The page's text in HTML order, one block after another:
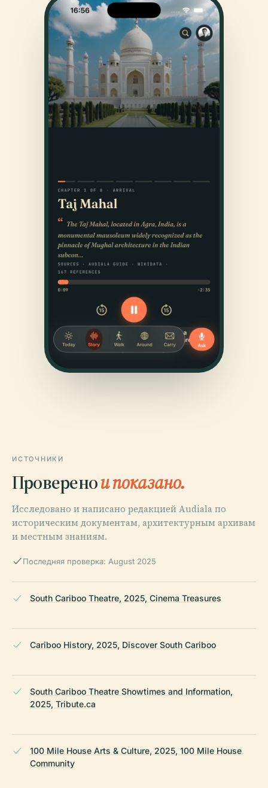
ИСТОЧНИКИ
Проверенои показано.
Исследовано и написано редакцией Audiala по
историческим документам, архитектурным архивам
и местным знаниям.
Последняя проверка: August 2025
South Cariboo Theatre, 2025, Cinema Treasures
Cariboo History, 2025, Discover South Cariboo
South Cariboo Theatre Showtimes and Information,
2025, Tribute.ca
100 Mile House Arts & Culture, 2025, 100 Mile House
Community